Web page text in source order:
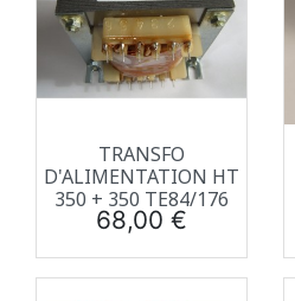
TRANSFO
D'ALIMENTATION HT
350 + 350 TE84/176
Prix
68,00 €